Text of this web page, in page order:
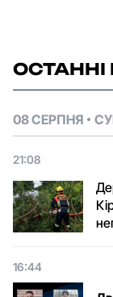
08 СЕРПНЯ
21:08
16:44